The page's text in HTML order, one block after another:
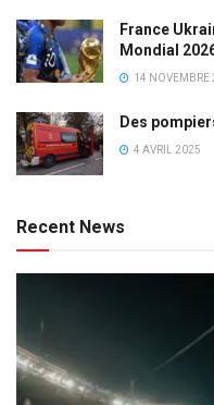
France
Mondial
14 NOVEMBRE
Des
4 AVRIL 2025
Recent News